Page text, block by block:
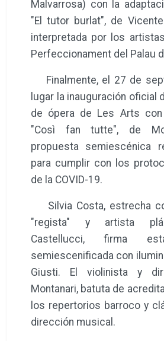
Malvarrosa) con la
"El tutor burlat", de
interpretada por los
Perfeccionament del Palau
Finalmente, el 27 de
lugar la inauguración oficial
de ópera de Les Arts
"Così fan tutte", de
propuesta semiescénica
para cumplir con los
de la COVID-19.
Silvia Costa, estrecha
"regista" y artista
Castellucci, firma
semiescenificada con
Giusti. El violinista y
Montanari, batuta de
los repertorios barroco y
dirección musical.